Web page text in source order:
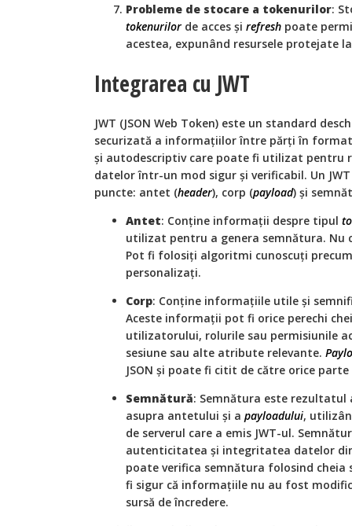
Probleme de stocare a tokenurilor:
tokenurilor de acces și refresh poate
acestea, expunând resursele protejate
Integrarea cu JWT
JWT (JSON Web Token) este un standard
securizată a informațiilor între părți în
și autodescriptiv care poate fi utilizat pentru
datelor într-un mod sigur și verificabil. Un
puncte: antet (header), corp (payload) și
Antet: Conține informații despre tipul
utilizat pentru a genera semnătura. Nu
Pot fi folosiți algoritmi cunoscuți precum
personalizați.
Corp: Conține informațiile utile și
Aceste informații pot fi orice perechi
utilizatorului, rolurile sau permisiunile
sesiune sau alte atribute relevante.
JSON și poate fi citit de către orice
Semnătură: Semnătura este
asupra antetului și a payloadului,
de serverul care a emis JWT-ul.
autenticitatea și integritatea datelor din
poate verifica semnătura folosind cheia
fi sigur că informațiile nu au fost
sursă de încredere.